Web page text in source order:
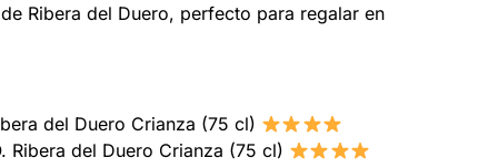
Ribera del Duero, perfecto para regalar en
del Duero Crianza (75 cl)
Ribera del Duero Crianza (75 cl)